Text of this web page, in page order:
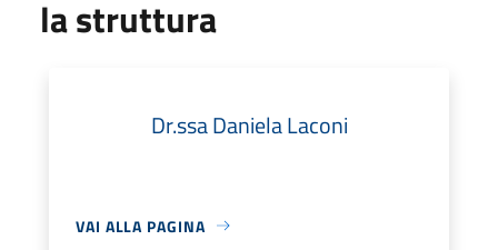
la struttura
Dr.ssa Daniela Laconi
VAI ALLA PAGINA